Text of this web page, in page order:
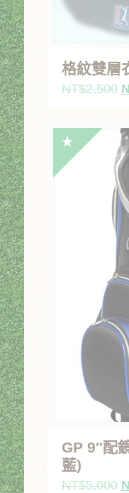
格紋雙層
NT$2,500
GP 9″配
藍)
NT$5,000